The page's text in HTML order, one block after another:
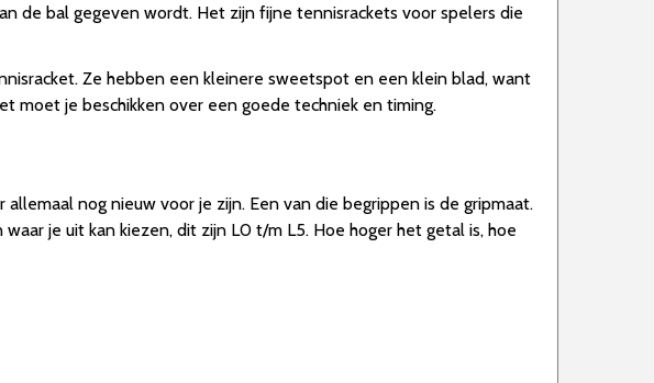
de bal gegeven wordt. Het zijn fijne tennisrackets voor spelers die
Ze hebben een kleinere sweetspot en een klein blad, want
moet je beschikken over een goede techniek en timing.
nog nieuw voor je zijn. Een van die begrippen is de gripmaat.
je uit kan kiezen, dit zijn L0 t/m L5. Hoe hoger het getal is, hoe